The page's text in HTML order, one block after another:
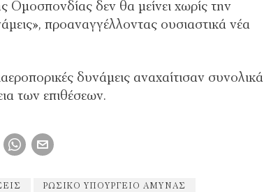
Ομοσπονδίας δεν θα μείνει χωρίς την
προαναγγέλλοντας ουσιαστικά νέα
δυνάμεις αναχαίτισαν συνολικά
των επιθέσεων.
ΡΩΣΙΚΌ ΥΠΟΥΡΓΕΊΟ ΆΜΥΝΑΣ